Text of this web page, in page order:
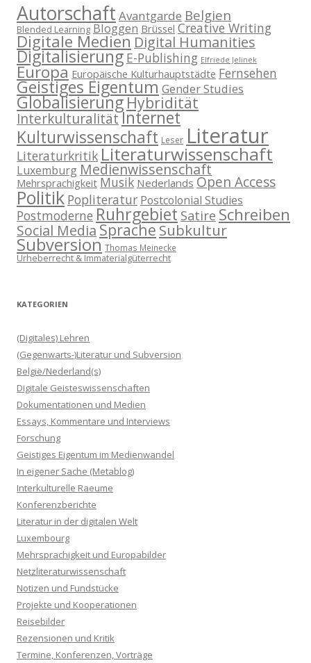
Autorschaft Avantgarde Belgien
Blended Learning Bloggen Brüssel Creative Writing
Digitale Medien Digital Humanities
Digitalisierung E-Publishing Elfriede Jelinek
Europa Europäische Kulturhauptstädte Fernsehen
Geistiges Eigentum Gender Studies
GlobalisierungHybridität
InterkulturalitätInternet
Kulturwissenschaft Leser Literatur
LiteraturkritikLiteraturwissenschaft
Luxemburg Medienwissenschaft
Mehrsprachigkeit Musik Nederlands Open Access
Politik Popliteratur Postcolonial Studies
Postmoderne Ruhrgebiet Satire Schreiben
Social MediaSpracheSubkultur
Subversion Thomas Meinecke
Urheberrecht & Immaterialgüterrecht
KATEGORIEN
(Digitales) Lehren
(Gegenwarts-)Literatur und Subversion
België/Nederland(s)
Digitale Geisteswissenschaften
Dokumentationen und Medien
Essays, Kommentare und Interviews
Forschung
Geistiges Eigentum im Medienwandel
In eigener Sache (Metablog)
Interkulturelle Raeume
Konferenzberichte
Literatur in der digitalen Welt
Luxembourg
Mehrsprachigkeit und Europabilder
Netzliteraturwissenschaft
Notizen und Fundstücke
Projekte und Kooperationen
Reisebilder
Rezensionen und Kritik
Termine, Konferenzen, Vorträge